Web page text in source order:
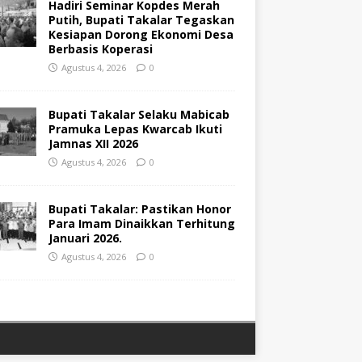
Hadiri Seminar Kopdes Merah
Putih, Bupati Takalar Tegaskan
Kesiapan Dorong Ekonomi Desa
Berbasis Koperasi
Agustus 4, 2026 0
Bupati Takalar Selaku Mabicab
Pramuka Lepas Kwarcab Ikuti
Jamnas XII 2026
Agustus 4, 2026 0
Bupati Takalar: Pastikan Honor
Para Imam Dinaikkan Terhitung
Januari 2026.
Agustus 4, 2026 0